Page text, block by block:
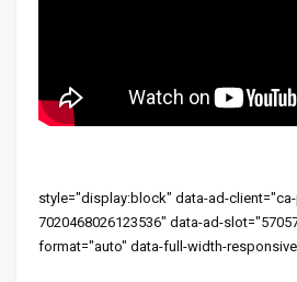
style="display:block" data-ad-
7020468026123536" data-ad-
format="auto" data-full-width-